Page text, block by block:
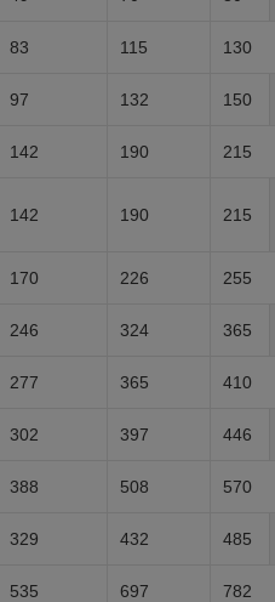
83 115 130
97 132 150
142 190 215
142 190 215
170 226 255
246 324 365
277 365 410
302 397 446
388 508 570
329 432 485
535 697 782